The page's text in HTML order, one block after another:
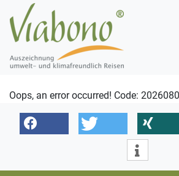
Oops, an error occurred! Code: